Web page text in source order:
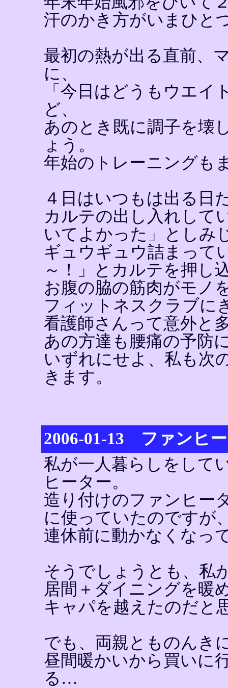
汗のかき方がいまひと
最初の熱が出る直前、
に、
「今日はどうもウエイ
ど、
あのとき既に調子を壊
ょう。
年始のトレーニングも
４日はいつもは出る日
カルテの出し入れして
いてよかった」としみ
ギュウギュウ詰まって
～！」とカルテを押し
お腹の脇の筋肉がモノ
フィットネスクラブに
看護師さんって意外と
あの方達も腰痛の予防
いずれにせよ、私も次
きます。
2006-01-13 ファンヒ
私が一人暮らしをして
ヒーター。
造り付けのファンヒー
に使っていたのですが
連休前に動かなくなっ
そうでしょうとも、私
居間＋ダイニングを暖
キャパを越えたのだと
でも、両親とものんき
昼間暖かいから買いに
る…